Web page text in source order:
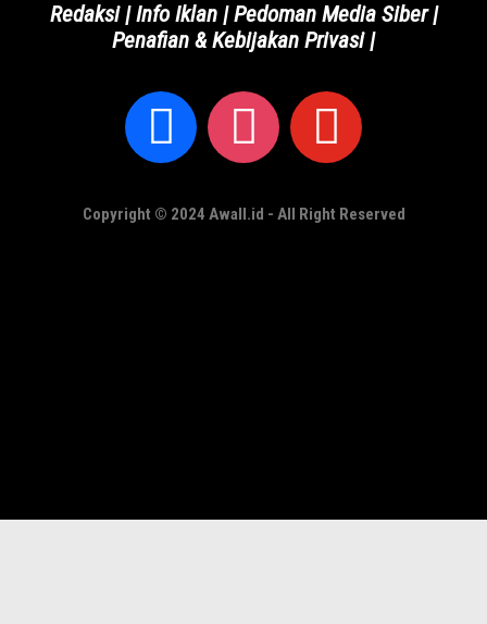
Redaksi|Info Iklan|Pedoman Media Siber|
Penafian & Kebijakan Privasi|
Copyright © 2024 Awall.id - All Right Reserved